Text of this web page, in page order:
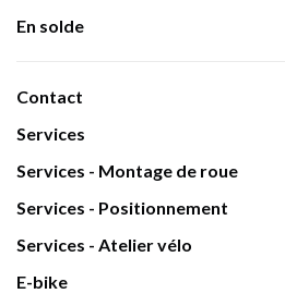
En solde
Contact
Services
Services - Montage de roue
Services - Positionnement
Services - Atelier vélo
E-bike